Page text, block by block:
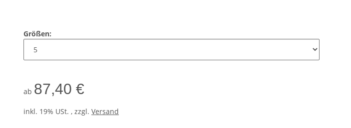
Größen:
ab 87,40 €
inkl. 19% USt. , zzgl. Versand